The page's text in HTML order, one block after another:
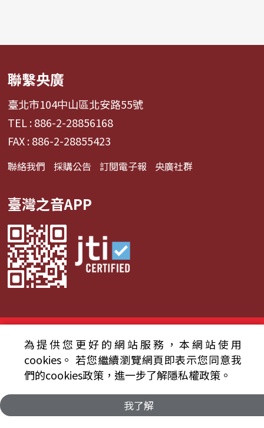
聯繫央廣
臺北市104中山區北安路55號
TEL : 886-2-28856168
FAX : 886-2-28855423
聯絡我們 採購公告 訂閱電子報 央廣社群
臺灣之音APP
© 2024財團法人中央廣播電臺 版權所有
資通安全政策聲明
服務條款 隱私權條款
為提供您更好的網站服務，本網站使用
cookies。 若您繼續瀏覽網頁即表示您同意我
們的cookies政策，進一步了解隱私權政策。
我了解